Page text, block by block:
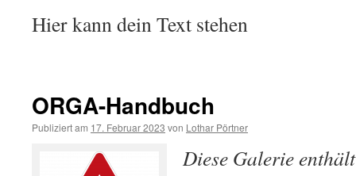
Hier kann dein Text stehen
ORGA-Handbuch
Publiziert am 17. Februar 2023 von Lothar Pörtner
Diese Galerie